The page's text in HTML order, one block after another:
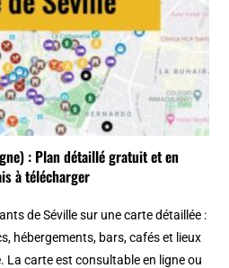
: Plan détaillé gratuit et en
à télécharger
de Séville sur une carte détaillée :
hébergements, bars, cafés et lieux
La carte est consultable en ligne ou